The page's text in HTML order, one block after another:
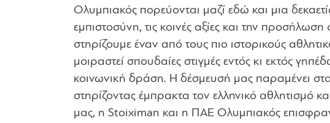
Ολυμπιακός πορεύονται μαζί εδώ και μια
εμπιστοσύνη, τις κοινές αξίες και την
στηρίζουμε έναν από τους πιο ιστορικούς
μοιραστεί σπουδαίες στιγμές εντός κι εκτός
κοινωνική δράση. Η δέσμευσή μας παραμένει
στηρίζοντας έμπρακτα τον ελληνικό αθλητισμό
μας, η Stoiximan και η ΠΑΕ Ολυμπιακός